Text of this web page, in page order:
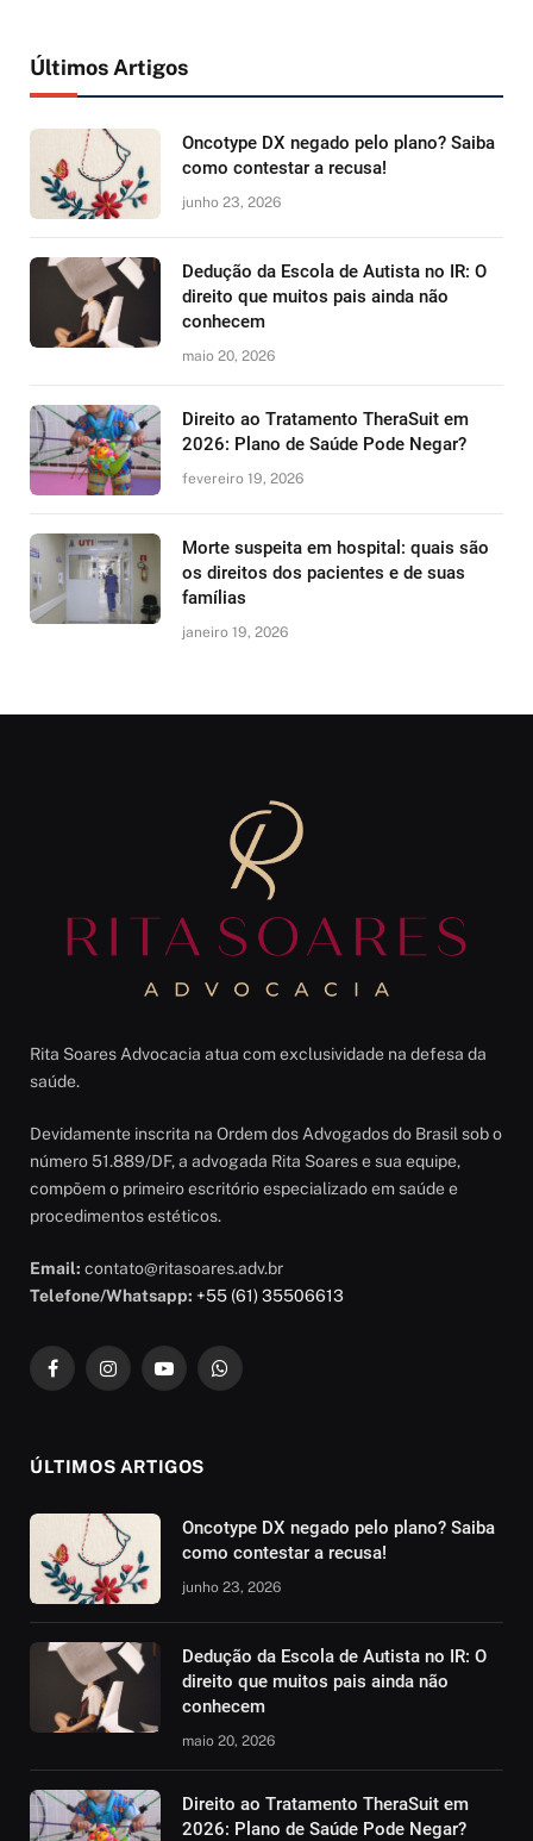
Últimos Artigos
Oncotype DX negado pelo plano? Saiba
como contestar a recusa!
junho 23, 2026
Dedução da Escola de Autista no IR: O
direito que muitos pais ainda não
conhecem
maio 20, 2026
Direito ao Tratamento TheraSuit em
2026: Plano de Saúde Pode Negar?
fevereiro 19, 2026
Morte suspeita em hospital: quais são
os direitos dos pacientes e de suas
famílias
janeiro 19, 2026
Rita Soares Advocacia atua com exclusividade na defesa da
saúde.
Devidamente inscrita na Ordem dos Advogados do Brasil sob o
número 51.889/DF, a advogada Rita Soares e sua equipe,
compõem o primeiro escritório especializado em saúde e
procedimentos estéticos.
Email: contato@ritasoares.adv.br
Telefone/Whatsapp: +55 (61) 35506613
FacebookInstagramYouTubeWhatsApp
ÚLTIMOS ARTIGOS
Oncotype DX negado pelo plano? Saiba
como contestar a recusa!
junho 23, 2026
Dedução da Escola de Autista no IR: O
direito que muitos pais ainda não
conhecem
maio 20, 2026
Direito ao Tratamento TheraSuit em
2026: Plano de Saúde Pode Negar?